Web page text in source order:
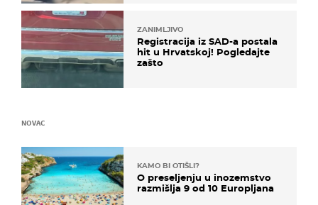
ZANIMLJIVO
Registracija iz SAD-a postala
hit u Hrvatskoj! Pogledajte
zašto
NOVAC
KAMO BI OTIŠLI?
O preseljenju u inozemstvo
razmišlja 9 od 10 Europljana